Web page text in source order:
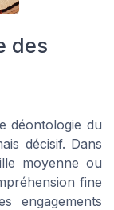
des
déontologie du
décisif. Dans
moyenne ou
fine
engagements